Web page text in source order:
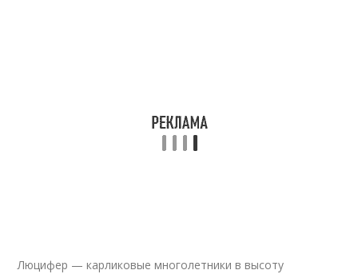
Люцифер — карликовые многолетники в высоту